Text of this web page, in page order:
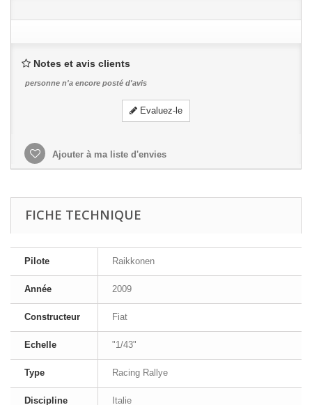
Notes et avis clients
personne n'a encore posté d'avis
Evaluez-le
Ajouter à ma liste d'envies
FICHE TECHNIQUE
Pilote Raikkonen
Année 2009
Constructeur Fiat
Echelle "1/43"
Type Racing Rallye
Discipline Italie